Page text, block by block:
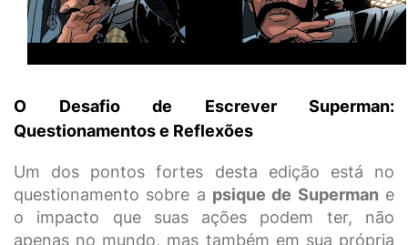
O Desafio de Escrever Superman:
Questionamentos e Reflexões
Um dos pontos fortes desta edição está no
questionamento sobre a psique de Superman e
o impacto que suas ações podem ter, não
apenas no mundo, mas também em sua própria